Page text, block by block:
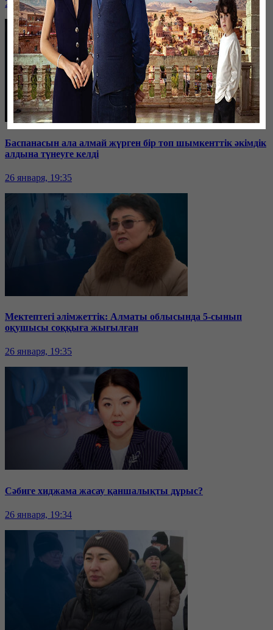
26 января, 19:36
Баспанасын ала алмай жүрген бір топ шымкенттік әкімдік
алдына түнеуге келді
26 января, 19:35
Мектептегі әлімжеттік: Алматы облысында 5-сынып
оқушысы соққыға жығылған
26 января, 19:35
Сәбиге хиджама жасау қаншалықты дұрыс?
26 января, 19:34